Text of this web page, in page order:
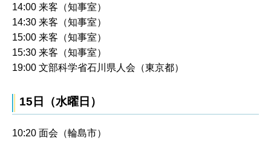
14:00 来客（知事室）
14:30 来客（知事室）
15:00 来客（知事室）
15:30 来客（知事室）
19:00 文部科学省石川県人会（東京都）
15日（水曜日）
10:20 面会（輪島市）